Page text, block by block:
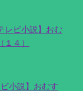
レビ小説】おむ
４）
小説】おむす